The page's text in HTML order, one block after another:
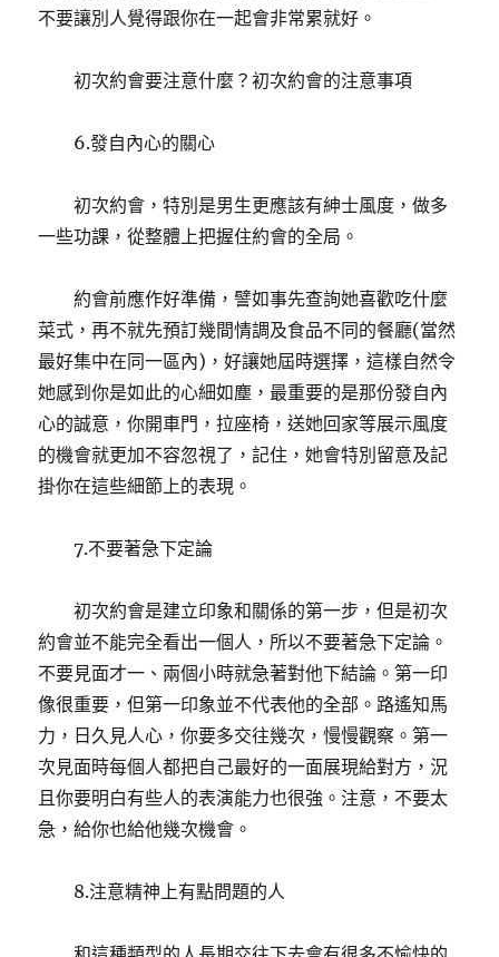
不要讓別人覺得跟你在一起會非常累就好。
初次約會要注意什麼？初次約會的注意事項
6.發自內心的關心
初次約會，特別是男生更應該有紳士風度，做多
一些功課，從整體上把握住約會的全局。
約會前應作好準備，譬如事先查詢她喜歡吃什麼
菜式，再不就先預訂幾間情調及食品不同的餐廳(當然
最好集中在同一區內)，好讓她屆時選擇，這樣自然令
她感到你是如此的心細如塵，最重要的是那份發自內
心的誠意，你開車門，拉座椅，送她回家等展示風度
的機會就更加不容忽視了，記住，她會特別留意及記
掛你在這些細節上的表現。
7.不要著急下定論
初次約會是建立印象和關係的第一步，但是初次
約會並不能完全看出一個人，所以不要著急下定論。
不要見面才一、兩個小時就急著對他下結論。第一印
像很重要，但第一印象並不代表他的全部。路遙知馬
力，日久見人心，你要多交往幾次，慢慢觀察。第一
次見面時每個人都把自己最好的一面展現給對方，況
且你要明白有些人的表演能力也很強。注意，不要太
急，給你也給他幾次機會。
8.注意精神上有點問題的人